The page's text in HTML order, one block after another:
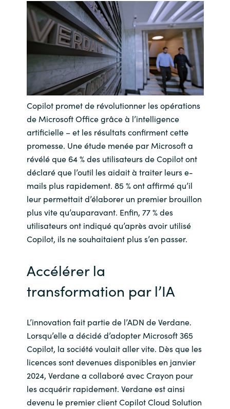
Copilot promet de révolutionner les opérations
de Microsoft Office grâce à l’intelligence
artificielle – et les résultats confirment cette
promesse. Une étude menée par Microsoft a
révélé que 64 % des utilisateurs de Copilot ont
déclaré que l’outil les aidait à traiter leurs e-
mails plus rapidement. 85 % ont affirmé qu’il
leur permettait d’élaborer un premier brouillon
plus vite qu’auparavant. Enfin, 77 % des
utilisateurs ont indiqué qu’après avoir utilisé
Copilot, ils ne souhaitaient plus s’en passer.
Accélérer la
transformation par l’IA
L’innovation fait partie de l’ADN de Verdane.
Lorsqu’elle a décidé d’adopter Microsoft 365
Copilot, la société voulait aller vite. Dès que les
licences sont devenues disponibles en janvier
2024, Verdane a collaboré avec Crayon pour
les acquérir rapidement. Verdane est ainsi
devenu le premier client Copilot Cloud Solution